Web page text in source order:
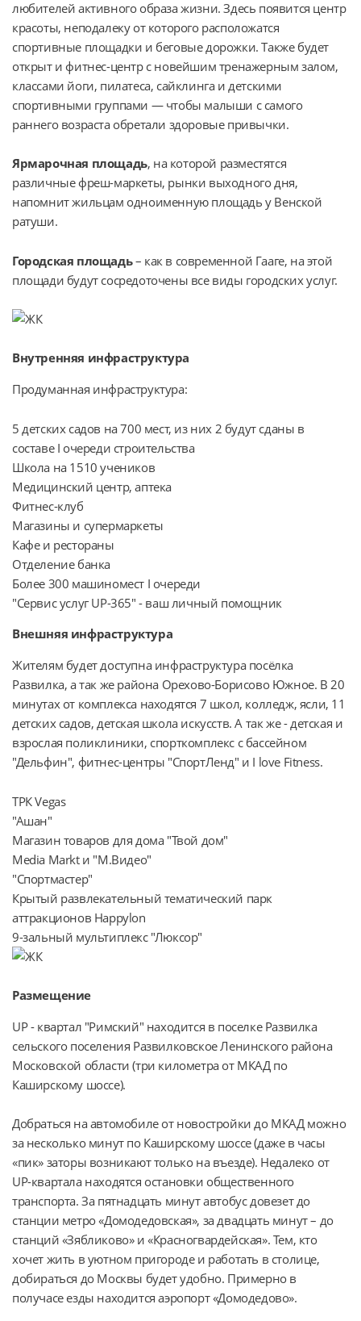
любителей активного образа жизни. Здесь появится центр
красоты, неподалеку от которого расположатся
спортивные площадки и беговые дорожки. Также будет
открыт и фитнес-центр с новейшим тренажерным залом,
классами йоги, пилатеса, сайклинга и детскими
спортивными группами — чтобы малыши с самого
раннего возраста обретали здоровые привычки.
Ярмарочная площадь, на которой разместятся
различные фреш-маркеты, рынки выходного дня,
напомнит жильцам одноименную площадь у Венской
ратуши.
Городская площадь – как в современной Гааге, на этой
площади будут сосредоточены все виды городских услуг.
Внутренняя инфраструктура
Продуманная инфраструктура:
5 детских садов на 700 мест, из них 2 будут сданы в
составе I очереди строительства
Школа на 1510 учеников
Медицинский центр, аптека
Фитнес-клуб
Магазины и супермаркеты
Кафе и рестораны
Отделение банка
Более 300 машиномест I очереди
"Сервис услуг UP-365" - ваш личный помощник
Внешняя инфраструктура
Жителям будет доступна инфраструктура посёлка
Развилка, а так же района Орехово-Борисово Южное. В 20
минутах от комплекса находятся 7 школ, колледж, ясли, 11
детских садов, детская школа искусств. А так же - детская и
взрослая поликлиники, спорткомплекс с бассейном
"Дельфин", фитнес-центры "СпортЛенд" и I love Fitness.
ТРК Vegas
"Ашан"
Магазин товаров для дома "Твой дом"
Media Markt и "М.Видео"
"Спортмастер"
Крытый развлекательный тематический парк
аттракционов Happylon
9-зальный мультиплекс "Люксор"
Размещение
UP - квартал "Римский" находится в поселке Развилка
сельского поселения Развилковское Ленинского района
Московской области (три километра от МКАД по
Каширскому шоссе).
Добраться на автомобиле от новостройки до МКАД можно
за несколько минут по Каширскому шоссе (даже в часы
«пик» заторы возникают только на въезде). Недалеко от
UP-квартала находятся остановки общественного
транспорта. За пятнадцать минут автобус довезет до
станции метро «Домодедовская», за двадцать минут – до
станций «Зябликово» и «Красногвардейская». Тем, кто
хочет жить в уютном пригороде и работать в столице,
добираться до Москвы будет удобно. Примерно в
получасе езды находится аэропорт «Домодедово».